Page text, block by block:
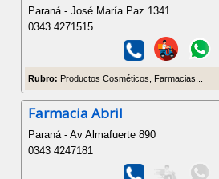
Paraná - José María Paz 1341
0343 4271515
Rubro: Productos Cosméticos, Farmacias...
Farmacia Abril
Paraná - Av Almafuerte 890
0343 4247181